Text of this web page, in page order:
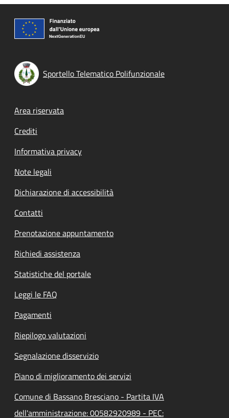
Sportello Telematico Polifunzionale
Footer menu
Area riservata
Crediti
Informativa privacy
Note legali
Dichiarazione di accessibilità
Contatti
Prenotazione appuntamento
Richiedi assistenza
Statistiche del portale
Leggi le FAQ
Pagamenti
Riepilogo valutazioni
Segnalazione disservizio
Piano di miglioramento dei servizi
Comune di Bassano Bresciano - Partita IVA
dell'amministrazione: 00582920989 - PEC: